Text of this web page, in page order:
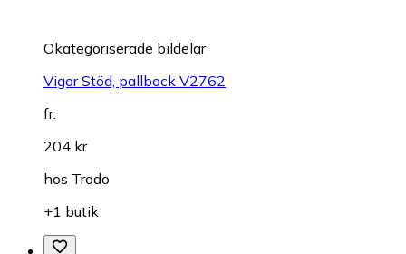
Okategoriserade bildelar
Vigor Stöd, pallbock V2762
fr.
204 kr
hos Trodo
+1 butik